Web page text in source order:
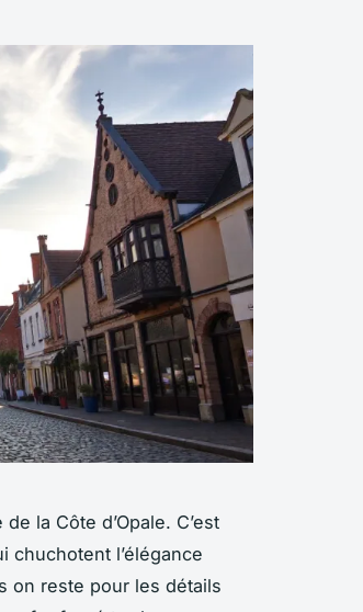
la Côte d’Opale. C’est
chuchotent l’élégance
on reste pour les détails